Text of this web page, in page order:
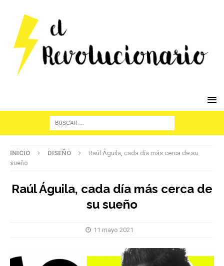
INICIO DISEÑO
Raúl Águila, cada día más cerca de su
sueño
Raúl Águila, cada día más cerca de
su sueño
11 mayo 2021